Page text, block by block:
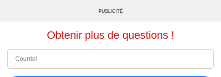
PUBLICITÉ
Obtenir plus de questions !